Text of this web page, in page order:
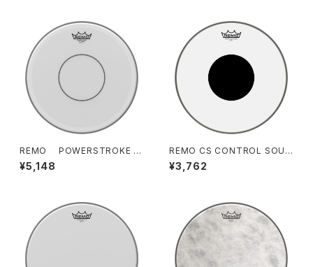
REMO POWERSTROKE 7
7 COATED 14" / P7-114
¥5,148
REMO CS CONTROL SOUN
D CLEAR 14" HEAD / CS-14
¥3,762